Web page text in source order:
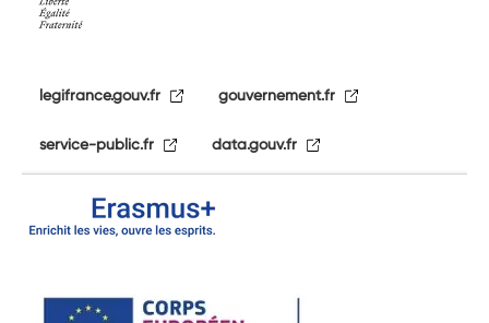
legifrance.gouv.fr gouvernement.fr
service-public.fr data.gouv.fr